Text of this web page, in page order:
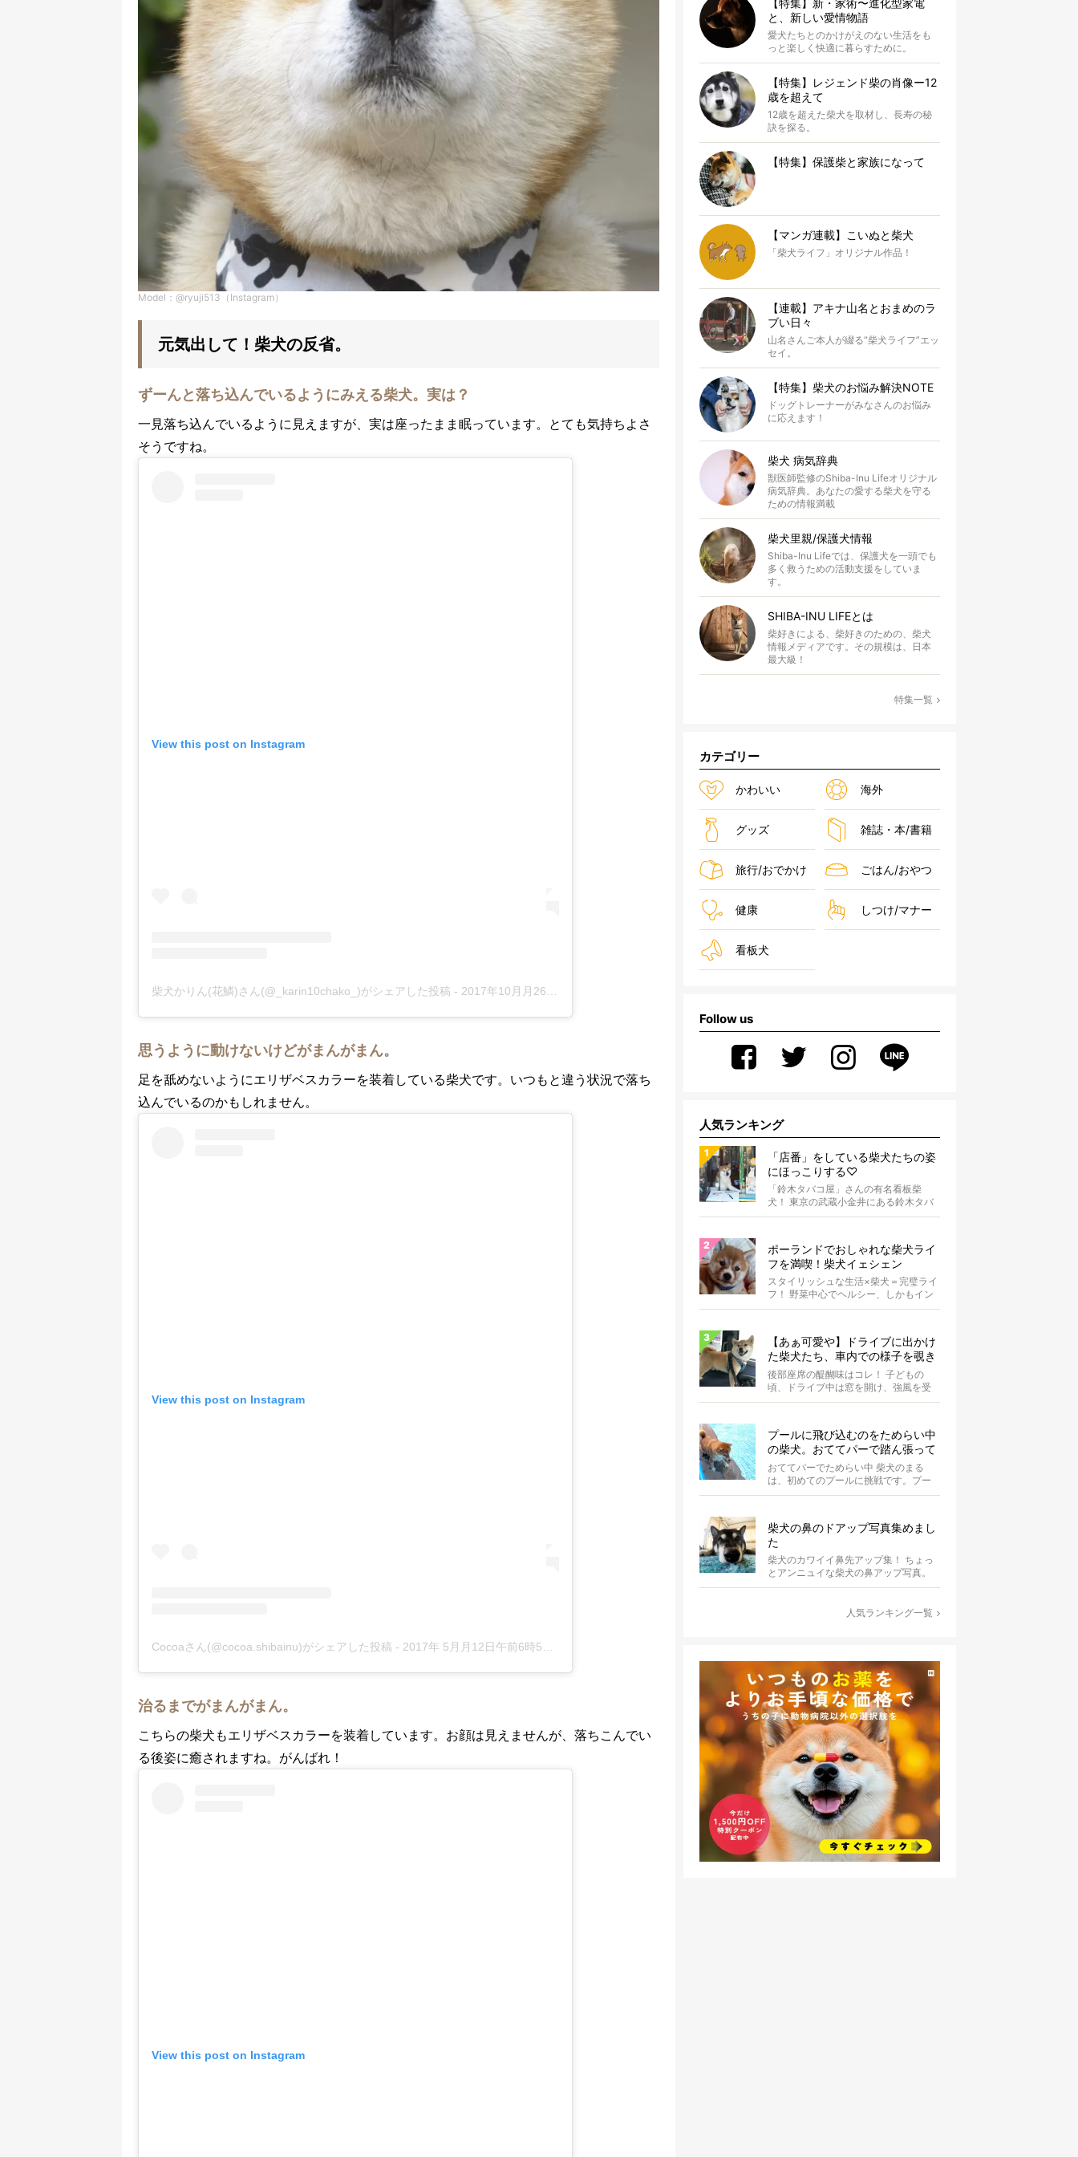
Model：@ryuji513（Instagram）
元気出して！柴犬の反省。
ずーんと落ち込んでいるようにみえる柴犬。実は？
一見落ち込んでいるように見えますが、実は座ったまま眠っています。とても気持ちよさ
そうですね。
View this post on Instagram
柴犬かりん(花鱗)さん(@_karin10chako_)がシェアした投稿 - 2017年10月月26日午後11時58分PDT
思うように動けないけどがまんがまん。
足を舐めないようにエリザベスカラーを装着している柴犬です。いつもと違う状況で落ち
込んでいるのかもしれません。
View this post on Instagram
Cocoaさん(@cocoa.shibainu)がシェアした投稿 - 2017年 5月月12日午前6時52分PDT
治るまでがまんがまん。
こちらの柴犬もエリザベスカラーを装着しています。お顔は見えませんが、落ちこんでい
る後姿に癒されますね。がんばれ！
View this post on Instagram
【特集】新・家術〜進化型家電
と、新しい愛情物語
愛犬たちとのかけがえのない生活をも
っと楽しく快適に暮らすために。
【特集】レジェンド柴の肖像ー12
歳を超えて
12歳を超えた柴犬を取材し、長寿の秘
訣を探る。
【特集】保護柴と家族になって
【マンガ連載】こいぬと柴犬
「柴犬ライフ」オリジナル作品！
【連載】アキナ山名とおまめのラ
ブい日々
山名さんご本人が綴る“柴犬ライフ”エッ
セイ。
【特集】柴犬のお悩み解決NOTE
ドッグトレーナーがみなさんのお悩み
に応えます！
柴犬 病気辞典
獣医師監修のShiba-Inu Lifeオリジナル
病気辞典。あなたの愛する柴犬を守る
ための情報満載
柴犬里親/保護犬情報
Shiba-Inu Lifeでは、保護犬を一頭でも
多く救うための活動支援をしていま
す。
SHIBA-INU LIFEとは
柴好きによる、柴好きのための、柴犬
情報メディアです。その規模は、日本
最大級！
特集一覧
カテゴリー
かわいい 海外
グッズ 雑誌・本/書籍
旅行/おでかけ ごはん/おやつ
健康 しつけ/マナー
看板犬
Follow us
人気ランキング
「店番」をしている柴犬たちの姿
にほっこりする♡
「鈴木タバコ屋」さんの有名看板柴
犬！ 東京の武蔵小金井にある鈴木タバ
コ屋さん。その店先には有名な看板柴
ポーランドでおしゃれな柴犬ライ
フを満喫！柴犬イェシェン
スタイリッシュな生活×柴犬＝完璧ライ
フ！ 野菜中心でヘルシー、しかもイン
スタ映えするお料理を投稿しているア
【あぁ可愛や】ドライブに出かけ
た柴犬たち、車内での様子を覗き
見しちゃう
後部座席の醍醐味はコレ！ 子どもの
頃、ドライブ中は窓を開け、強風を受
けて楽しんでいませんでしたか？ あ
プールに飛び込むのをためらい中
の柴犬。おててパーで踏ん張って
て可愛すぎる【動画】
おててパーでためらい中 柴犬のまる
は、初めてのプールに挑戦です。プー
ルへと続くスロープの途中で立ち止ま
柴犬の鼻のドアップ写真集めまし
た
柴犬のカワイイ鼻先アップ集！ ちょっ
とアンニュイな柴犬の鼻アップ写真。
何やら物思いにふけっているようで
人気ランキング一覧